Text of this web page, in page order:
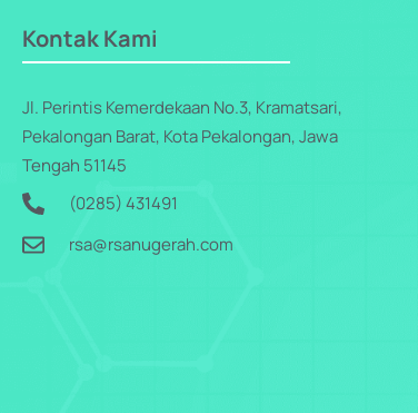
Kontak Kami
Jl. Perintis Kemerdekaan No.3, Kramatsari,
Pekalongan Barat, Kota Pekalongan, Jawa
Tengah 51145
(0285) 431491
rsa@rsanugerah.com